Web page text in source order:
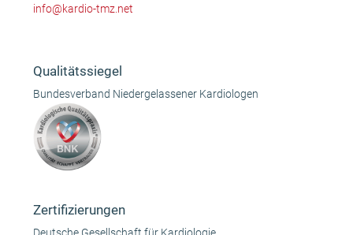
info@kardio-tmz.net
Qualitätssiegel
Bundesverband Niedergelassener Kardiologen
Zertifizierungen